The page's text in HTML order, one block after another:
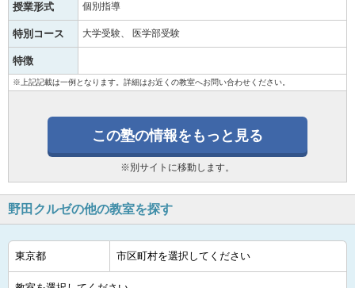
授業形式 個別指導
特別コース 大学受験 医学部受験
特徴
※上記記載は一例となります。詳細はお近くの教室へお問い合わせください。
この塾の情報をもっと見る
※別サイトに移動します。
野田クルゼの他の教室を探す